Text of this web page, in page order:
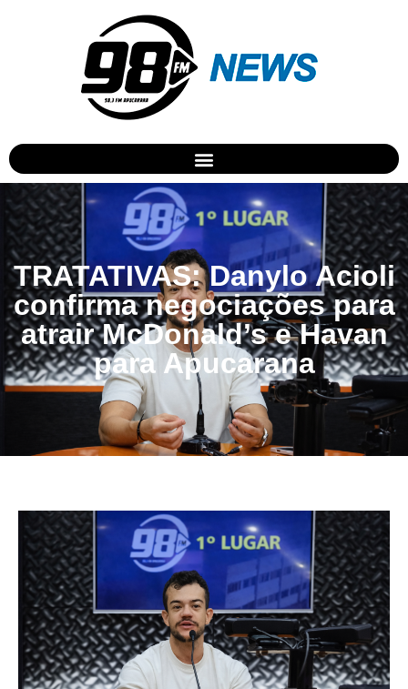
TRATATIVAS: Danylo Acioli
confirma negociações para
atrair McDonald’s e Havan
para Apucarana